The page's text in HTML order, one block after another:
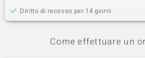
Diritto di recesso per 14 giorni
Come effettuare un